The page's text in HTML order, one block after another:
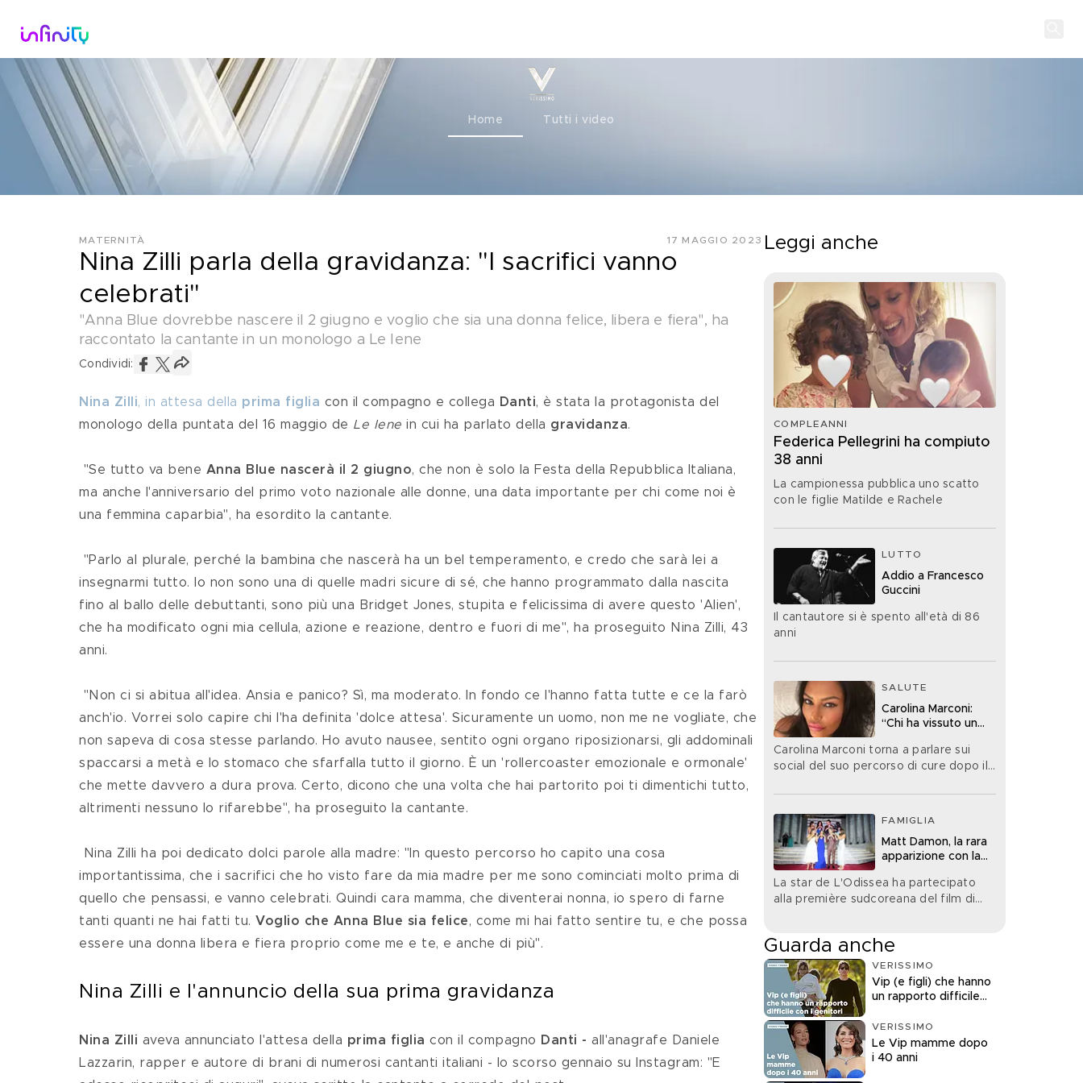
Home Tutti i video
MATERNITÀ 17 MAGGIO 2023
Nina Zilli parla della gravidanza: "I sacrifici vanno
celebrati"
"Anna Blue dovrebbe nascere il 2 giugno e voglio che sia una donna felice, libera e fiera", ha
raccontato la cantante in un monologo a Le Iene
Condividi:
Nina Zilli, in attesa della prima figlia con il compagno e collega Danti, è stata la protagonista del
monologo della puntata del 16 maggio de Le Iene in cui ha parlato della gravidanza.
"Se tutto va bene Anna Blue nascerà il 2 giugno, che non è solo la Festa della Repubblica Italiana,
ma anche l'anniversario del primo voto nazionale alle donne, una data importante per chi come noi è
una femmina caparbia", ha esordito la cantante.
insegnarmi tutto. Io non sono una di quelle madri sicure di sé, che hanno programmato dalla nascita
fino al ballo delle debuttanti, sono più una Bridget Jones, stupita e felicissima di avere questo 'Alien',
che ha modificato ogni mia cellula, azione e reazione, dentro e fuori di me", ha proseguito Nina Zilli, 43
anni.
anch'io. Vorrei solo capire chi l'ha definita 'dolce attesa'. Sicuramente un uomo, non me ne vogliate, che
non sapeva di cosa stesse parlando. Ho avuto nausee, sentito ogni organo riposizionarsi, gli addominali
spaccarsi a metà e lo stomaco che sfarfalla tutto il giorno. È un 'rollercoaster emozionale e ormonale'
che mette davvero a dura prova. Certo, dicono che una volta che hai partorito poi ti dimentichi tutto,
altrimenti nessuno lo rifarebbe", ha proseguito la cantante.
importantissima, che i sacrifici che ho visto fare da mia madre per me sono cominciati molto prima di
quello che pensassi, e vanno celebrati. Quindi cara mamma, che diventerai nonna, io spero di farne
tanti quanti ne hai fatti tu. Voglio che Anna Blue sia felice, come mi hai fatto sentire tu, e che possa
essere una donna libera e fiera proprio come me e te, e anche di più".
Nina Zilli e l'annuncio della sua prima gravidanza
Nina Zilli aveva annunciato l'attesa della prima figlia con il compagno Danti - all'anagrafe Daniele
Lazzarin, rapper e autore di brani di numerosi cantanti italiani - lo scorso gennaio su Instagram: "E
Leggi anche
COMPLEANNI
Federica Pellegrini ha compiuto
38 anni
La campionessa pubblica uno scatto
con le figlie Matilde e Rachele
LUTTO
Addio a Francesco
Guccini
Il cantautore si è spento all'età di 86
anni
SALUTE
Carolina Marconi:
“Chi ha vissuto un
paure non se ne
vanno mai davvero”
Carolina Marconi torna a parlare sui
social del suo percorso di cure dopo il
recente
FAMIGLIA
Matt Damon, la rara
apparizione con la
La star de L'Odissea ha partecipato
alla première sudcoreana del film di
Guarda anche
VERISSIMO
Vip (e figli) che hanno
un rapporto difficile
VERISSIMO
Le Vip mamme dopo
i 40 anni